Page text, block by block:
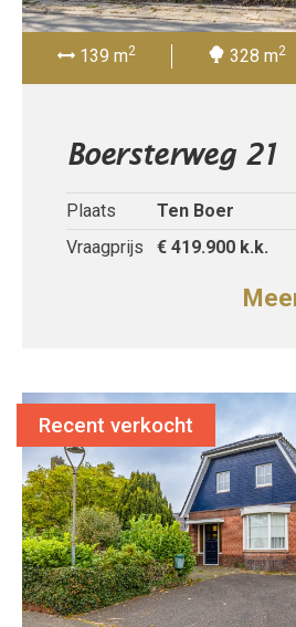
139 m2 328 m2
Boersterweg 21
Plaats
Ten Boer
Vraagprijs
€ 419.900 k.k.
Recent verkocht